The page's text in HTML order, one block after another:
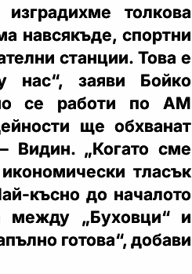
толкова
навсякъде, спортни
станции. Това е
нас“, заяви Бойко
се работи по АМ
ще обхванат
Видин. „Когато сме
тласък
късно до началото
между „Буховци“ и
готова“, добави